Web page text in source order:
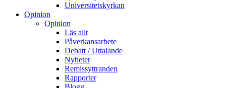
Universitetskyrkan
Opinion
Opinion
Läs allt
Påverkansarbete
Debatt / Uttalande
Nyheter
Remissyttranden
Rapporter